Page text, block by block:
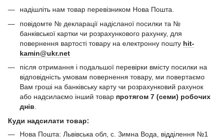
надішліть нам товар перевізником Нова Пошта.
повідомте № декларації надісланої посилки та №
банківської картки чи розрахункового рахунку, для
повернення вартості товару на електронну пошту hit-
kamin@ukr.net
після отримання і подальшої перевірки вмісту посилки на
відповідність умовам повернення товару, ми повертаємо
Вам гроші на банківську карту чи розрахунковий рахунок
або надсилаємо інший товар протягом 7 (семи) робочих
днів
Куди надсилати товар:
Нова Пошта: Львівська обл, с. Зимна Вода, відділення №1